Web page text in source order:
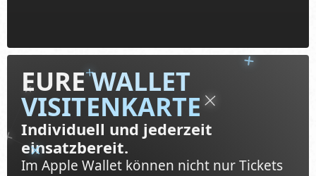
EUREWALLET
VISITENKARTE
Individuell und jederzeit
einsatzbereit.
Im Apple Wallet können nicht nur Tickets